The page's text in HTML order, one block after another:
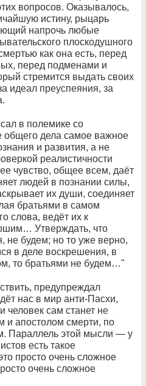
вопросов. Оказывалось,
истину, рыцарь
напрочь любые
плоскодушного
как она есть, перед
перед подменами и
стремится выдать своих
идеал преуспеяния, за
в полемике со
общего дела самое важное
и развития, а не
реалистичности
чувство, общее всем, даёт
людей в познании силы,
их души, соединяет
братьями в самом
слова, ведёт их к
Утверждать, что
не будем; но то уже верно,
в деле воскрешения, в
то братьями не будем…"
предупреждал
нас в мир анти-Пасхи,
человек сам станет не
и апостолом смерти, по
Параллель этой мысли — у
есть такое
просто очень сложное
очень сложное